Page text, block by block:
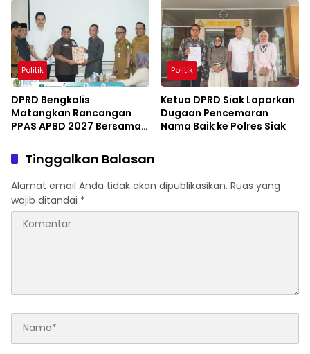
Politik
DPRD Bengkalis
Matangkan Rancangan
PPAS APBD 2027 Bersama
Politik
Ketua DPRD Siak Laporkan
Dugaan Pencemaran
Nama Baik ke Polres Siak
Tinggalkan Balasan
Alamat email Anda tidak akan dipublikasikan. Ruas yang
wajib ditandai *